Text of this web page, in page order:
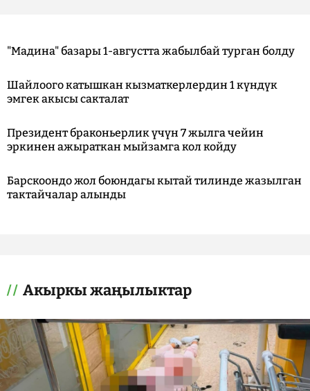
"Мадина" базары 1-августта жабылбай турган болду
Шайлоого катышкан кызматкерлердин 1 күндүк
эмгек акысы сакталат
Президент браконьерлик үчүн 7 жылга чейин
эркинен ажыраткан мыйзамга кол койду
Барскоондо жол боюндагы кытай тилинде жазылган
тактайчалар алынды
Акыркы жаңылыктар